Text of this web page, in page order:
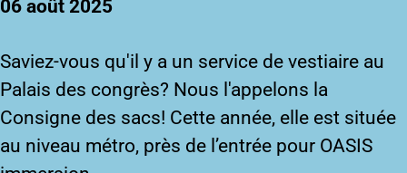
06 août 2025
Saviez-vous qu'il y a un service de vestiaire au
Palais des congrès? Nous l'appelons la
Consigne des sacs! Cette année, elle est située
au niveau métro, près de l’entrée pour OASIS